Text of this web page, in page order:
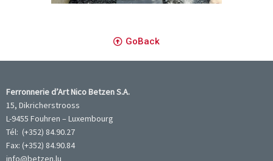
GoBack
Ferronnerie d’Art Nico Betzen S.A.
15, Dikricherstrooss
L-9455 Fouhren – Luxembourg
Tél: (+352) 84.90.27
Fax: (+352) 84.90.84
info@betzen.lu